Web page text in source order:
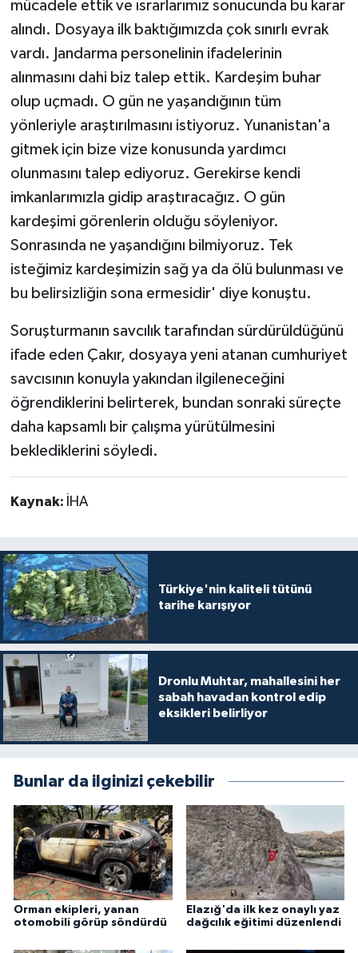
mücadele ettik ve ısrarlarımız sonucunda bu karar
alındı. Dosyaya ilk baktığımızda çok sınırlı evrak
vardı. Jandarma personelinin ifadelerinin
alınmasını dahi biz talep ettik. Kardeşim buhar
olup uçmadı. O gün ne yaşandığının tüm
yönleriyle araştırılmasını istiyoruz. Yunanistan'a
gitmek için bize vize konusunda yardımcı
olunmasını talep ediyoruz. Gerekirse kendi
imkanlarımızla gidip araştıracağız. O gün
kardeşimi görenlerin olduğu söyleniyor.
Sonrasında ne yaşandığını bilmiyoruz. Tek
isteğimiz kardeşimizin sağ ya da ölü bulunması ve
bu belirsizliğin sona ermesidir' diye konuştu.
Soruşturmanın savcılık tarafından sürdürüldüğünü
ifade eden Çakır, dosyaya yeni atanan cumhuriyet
savcısının konuyla yakından ilgileneceğini
öğrendiklerini belirterek, bundan sonraki süreçte
daha kapsamlı bir çalışma yürütülmesini
beklediklerini söyledi.
Kaynak: İHA
Türkiye'nin kaliteli tütünü
tarihe karışıyor
Dronlu Muhtar, mahallesini her
sabah havadan kontrol edip
eksikleri belirliyor
Bunlar da ilginizi çekebilir
Orman ekipleri, yanan
otomobili görüp söndürdü
Elazığ'da ilk kez onaylı yaz
dağcılık eğitimi düzenlendi